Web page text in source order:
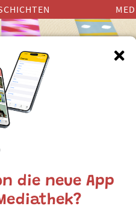
Das bruuch i
die neue App